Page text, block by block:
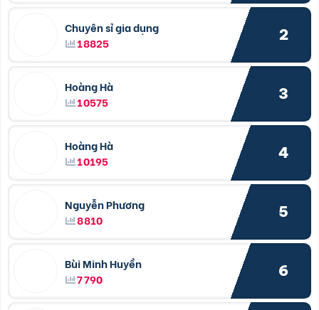
Chuyên sỉ gia dụng
18825
2
Hoàng Hà
10575
3
Hoàng Hà
10195
4
Nguyễn Phương
8810
5
Bùi Minh Huyền
7790
6